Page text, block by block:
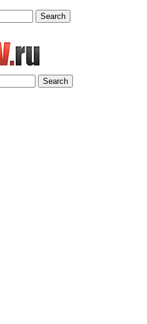
Search
Search